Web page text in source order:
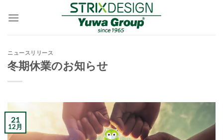
ニュースリリース
冬期休業のお知らせ
21
12月